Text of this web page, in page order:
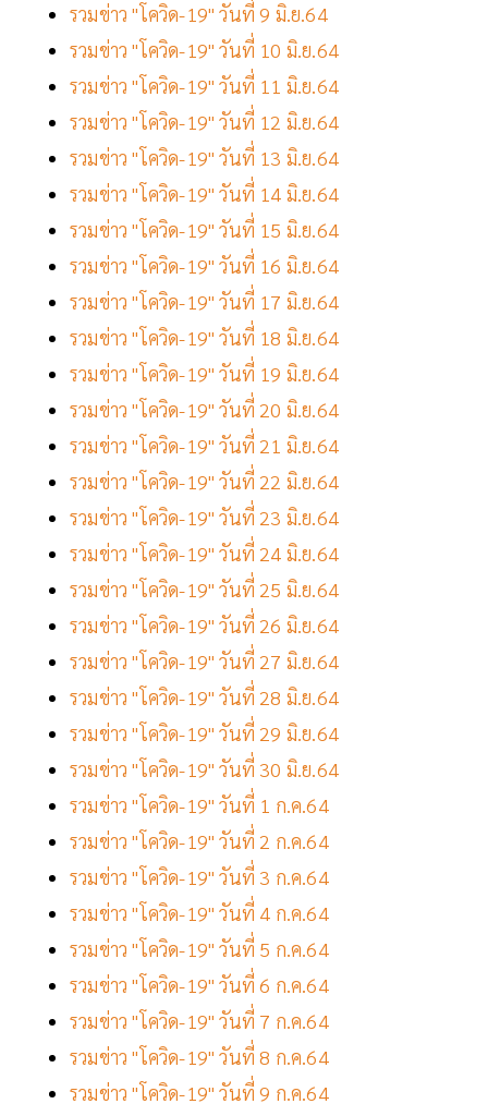
รวมข่าว "โควิด-19" วันที่ 9 มิ.ย.64
รวมข่าว "โควิด-19" วันที่ 10 มิ.ย.64
รวมข่าว "โควิด-19" วันที่ 11 มิ.ย.64
รวมข่าว "โควิด-19" วันที่ 12 มิ.ย.64
รวมข่าว "โควิด-19" วันที่ 13 มิ.ย.64
รวมข่าว "โควิด-19" วันที่ 14 มิ.ย.64
รวมข่าว "โควิด-19" วันที่ 15 มิ.ย.64
รวมข่าว "โควิด-19" วันที่ 16 มิ.ย.64
รวมข่าว "โควิด-19" วันที่ 17 มิ.ย.64
รวมข่าว "โควิด-19" วันที่ 18 มิ.ย.64
รวมข่าว "โควิด-19" วันที่ 19 มิ.ย.64
รวมข่าว "โควิด-19" วันที่ 20 มิ.ย.64
รวมข่าว "โควิด-19" วันที่ 21 มิ.ย.64
รวมข่าว "โควิด-19" วันที่ 22 มิ.ย.64
รวมข่าว "โควิด-19" วันที่ 23 มิ.ย.64
รวมข่าว "โควิด-19" วันที่ 24 มิ.ย.64
รวมข่าว "โควิด-19" วันที่ 25 มิ.ย.64
รวมข่าว "โควิด-19" วันที่ 26 มิ.ย.64
รวมข่าว "โควิด-19" วันที่ 27 มิ.ย.64
รวมข่าว "โควิด-19" วันที่ 28 มิ.ย.64
รวมข่าว "โควิด-19" วันที่ 29 มิ.ย.64
รวมข่าว "โควิด-19" วันที่ 30 มิ.ย.64
รวมข่าว "โควิด-19" วันที่ 1 ก.ค.64
รวมข่าว "โควิด-19" วันที่ 2 ก.ค.64
รวมข่าว "โควิด-19" วันที่ 3 ก.ค.64
รวมข่าว "โควิด-19" วันที่ 4 ก.ค.64
รวมข่าว "โควิด-19" วันที่ 5 ก.ค.64
รวมข่าว "โควิด-19" วันที่ 6 ก.ค.64
รวมข่าว "โควิด-19" วันที่ 7 ก.ค.64
รวมข่าว "โควิด-19" วันที่ 8 ก.ค.64
รวมข่าว "โควิด-19" วันที่ 9 ก.ค.64